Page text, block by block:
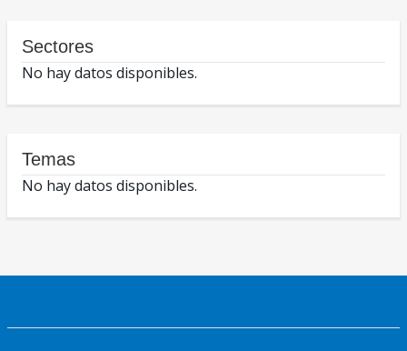
Sectores
No hay datos disponibles.
Temas
No hay datos disponibles.